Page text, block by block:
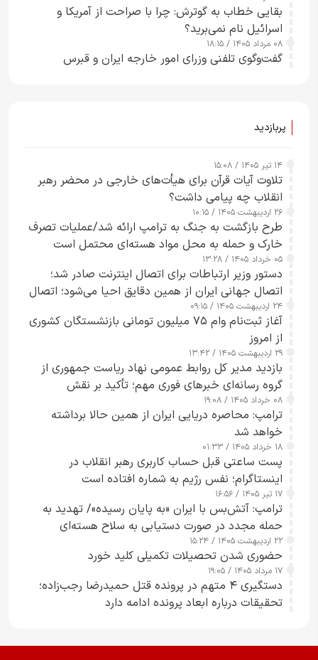
بقایی خطاب به گوترش: چرا با صراحت از آمریکا و
اسرائیل نام نمی‌برید؟
۰۸ مرداد ۱۴۰۵ / ۱۸:۱۵
گفت‌وگوی تلفنی وزرای امور خارجه ایران و قبرس
پربازدید
۱۴ تیر ۱۴۰۵ / ۱۵:۰۸
تلاوت آیات قرآن برای هیأت‌های خارجی در محضر رهبر
انقلاب چه پیامی داشت؟
۲۶ اردیبهشت ۱۴۰۵ / ۱۰:۱۵
طرح‌ بازگشت به جنگ به ترامپ ارائه شد/عملیات تصرف
خارک و حمله به محل مواد هسته‌ای محتمل است
۰۵ خرداد ۱۴۰۵ / ۱۳:۲۸
دستور وزیر ارتباطات برای اتصال اینترنت صادر شد؛
اتصال جهانی ایران از همین دقایق احیا می‌شود؛ اتصال
کامل مردم تا ۲۴ ساعت آینده
۲۴ اردیبهشت ۱۴۰۵ / ۰۹:۱۵
آغاز ثبت‌نام وام ۷۵ میلیون تومانی بازنشستگان کشوری
از امروز
۲۹ اردیبهشت ۱۴۰۵ / ۱۳:۴۲
بازدید مدیر کل روابط عمومی نهاد ریاست جمهوری از
گروه رسانه‌ای خبرهای فوری مهم؛ تأکید بر نقش
رسانه‌های هوشمند و مسئول در ارتقای آگاهی عمومی
۰۸ خرداد ۱۴۰۵ / ۱۹:۰۸
ترامپ: محاصره دریایی ایران از همین حالا برداشته
خواهد شد
۱۸ خرداد ۱۴۰۵ / ۰۱:۳۳
پست ساعتی قبل حساب کاربری رهبر انقلاب در
اینستاگرام؛ نفس رژیم به شماره افتاده است​
۱۷ تیر ۱۴۰۵ / ۱۶:۵۶
ترامپ: آتش‌بس با ایران «به پایان رسیده»/ تهدید به
حمله مجدد در صورت دستیابی به سلاح هسته‌ای
۲۲ اردیبهشت ۱۴۰۵ / ۱۵:۲۴
حضوری شدن تحصیلات تکمیلی کلید خورد
۱۷ مرداد ۱۴۰۵ / ۱۹:۰۵
دستگیری ۴ متهم در پرونده قتل حمیدرضا رجب‌زاده؛
تحقیقات درباره ابعاد پرونده ادامه دارد